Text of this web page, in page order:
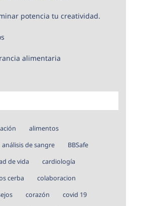
potencia tu creatividad.
alimentaria
alimentos
análisis de sangre
BBSafe
de vida
cardiología
cerba
colaboracion
corazón
covid 19